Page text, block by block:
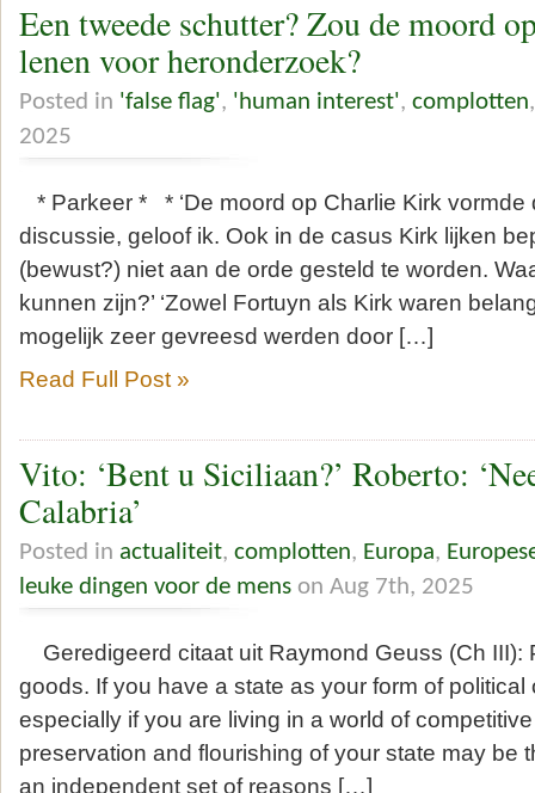
Een tweede schutter? Zou de moord
lenen voor heronderzoek?
Posted in 'false flag', 'human interest', complotten
2025
* Parkeer * * ‘De moord op Charlie Kirk vormde
discussie, geloof ik. Ook in de casus Kirk lijken
(bewust?) niet aan de orde gesteld te worden.
kunnen zijn?’ ‘Zowel Fortuyn als Kirk waren
mogelijk zeer gevreesd werden door […]
Read Full Post »
Vito: ‘Bent u Siciliaan?’ Roberto:
Calabria’
Posted in actualiteit, complotten, Europa,
leuke dingen voor de mens on Aug 7th, 2025
Geredigeerd citaat uit Raymond Geuss (Ch III):
goods. If you have a state as your form of political
especially if you are living in a world of
preservation and flourishing of your state may be
an independent set of reasons […]